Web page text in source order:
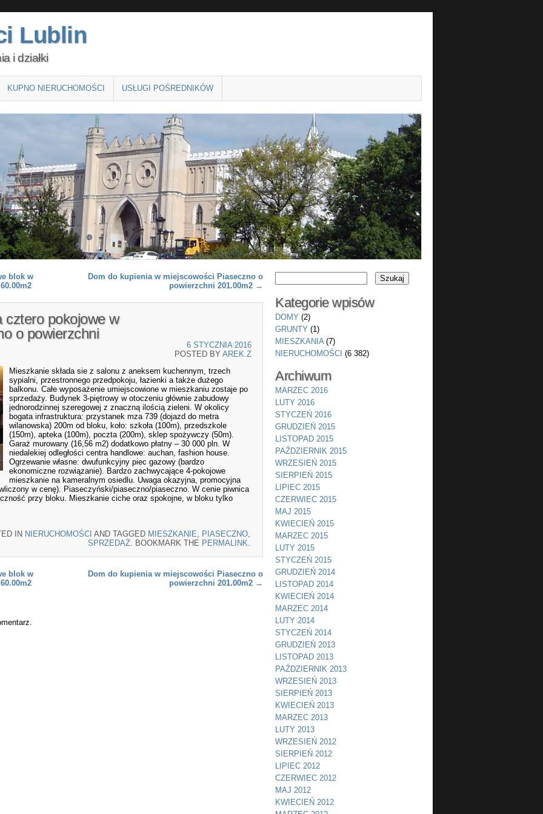
Lublin
i działki
KUPNO NIERUCHOMOŚCI USŁUGI POŚREDNIKÓW
blok w
Dom do kupienia w miejscowości Piaseczno o
powierzchni 201.00m2 →
cztero pokojowe w
o powierzchni
6 STYCZNIA 2016
POSTED BY AREK.Z
Mieszkanie składa sie z salonu z aneksem kuchennym, trzech
sypialni, przestronnego przedpokoju, łazienki a także dużego
balkonu. Całe wyposażenie umiejscowione w mieszkaniu zostaje po
sprzedaży. Budynek 3-piętrowy w otoczeniu głównie zabudowy
jednorodzinnej szeregowej z znaczną ilością zieleni. W okolicy
bogata infrastruktura: przystanek mza 739 (dojazd do metra
wilanowska) 200m od bloku, koło: szkoła (100m), przedszkole
(150m), apteka (100m), poczta (200m), sklep spożywczy (50m).
Garaż murowany (16,56 m2) dodatkowo płatny – 30 000 pln. W
niedalekiej odległości centra handlowe: auchan, fashion house.
Ogrzewanie własne: dwufunkcyjny piec gazowy (bardzo
ekonomiczne rozwiązanie). Bardzo zachwycające 4-pokojowe
mieszkanie na kameralnym osiedlu. Uwaga okazyjna, promocyjna
w cenę). Piaseczyński/piaseczno/piaseczno. W cenie piwnica
przy bloku. Mieszkanie ciche oraz spokojne, w bloku tylko
IN NIERUCHOMOŚCI AND TAGGED MIESZKANIE PIASECZNO
SPRZEDAŻ . BOOKMARK THE PERMALINK
blok w
Dom do kupienia w miejscowości Piaseczno o
powierzchni 201.00m2 →
Kategorie wpisów
DOMY (2)
GRUNTY (1)
MIESZKANIA(7)
NIERUCHOMOŚCI (6 382)
Archiwum
MARZEC 2016
LUTY 2016
STYCZEŃ 2016
GRUDZIEŃ 2015
LISTOPAD 2015
PAŹDZIERNIK 2015
WRZESIEŃ 2015
SIERPIEŃ 2015
LIPIEC 2015
CZERWIEC 2015
MAJ 2015
KWIECIEŃ 2015
MARZEC 2015
LUTY 2015
STYCZEŃ 2015
GRUDZIEŃ 2014
LISTOPAD 2014
KWIECIEŃ 2014
MARZEC 2014
LUTY 2014
STYCZEŃ 2014
GRUDZIEŃ 2013
LISTOPAD 2013
PAŹDZIERNIK 2013
WRZESIEŃ 2013
SIERPIEŃ 2013
KWIECIEŃ 2013
MARZEC 2013
LUTY 2013
WRZESIEŃ 2012
SIERPIEŃ 2012
LIPIEC 2012
CZERWIEC 2012
MAJ 2012
KWIECIEŃ 2012